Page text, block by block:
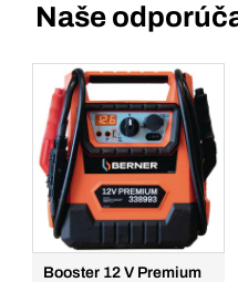
Naše
Booster 12 V Premium